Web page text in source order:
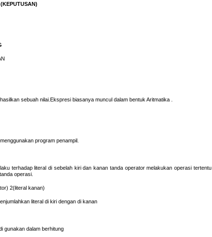
sebuah nilai.Ekspresi biasanya muncul dalam bentuk Aritmatika .
program penampil.
terhadap literal di sebelah kiri dan kanan tanda operator melakukan operasi tertentu
operasi.
2(literal kanan)
literal di kiri dengan di kanan
gunakan dalam berhitung